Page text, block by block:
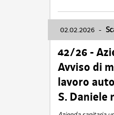
02.02.2026 -
42/26 -
Avviso di
lavoro
S. Daniele